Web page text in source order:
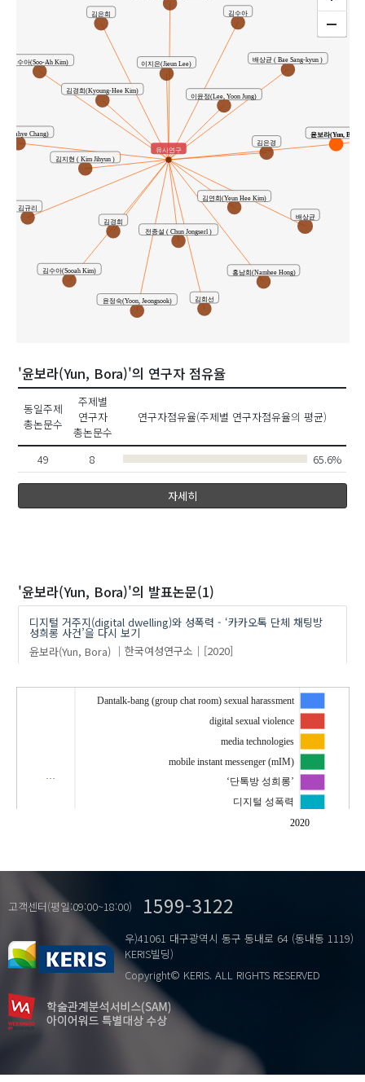
전종설 ( Chun Jongserl )
김경희
김경희(Kyoung-Hee Kim)
김규리
김수아
김수아(Soo-Ah Kim)
김수아(Sooah Kim)
김연희(Yeun Hee Kim)
김은경
김은희
김지현 ( Kim Jihyun )
김희선
배상균
배상균 ( Bae Sang-kyun )
윤정숙(Yoon, Jeongsook)
이윤정(Lee, Yoon Jung)
이지은(Jieun Lee)
(Dahye Chang)
홍남희(Namhee Hong)
윤보라(Yun, Bora)
유사연구
'윤보라(Yun, Bora)'의 연구자 점유율
동일주제
총논문수
주제별
연구자
총논문수
연구자점유율(주제별 연구자점유율의 평균)
49 8 65.6%
자세히
'윤보라(Yun, Bora)'의 발표논문(1)
디지털 거주지(digital dwelling)와 성폭력 - ‘카카오톡 단체 채팅방
성희롱 사건’을 다시 보기
윤보라(Yun, Bora)
한국여성연구소 [2020]
2020
…
Dantalk-bang (group chat room) sexual harassment
digital sexual violence
media technologies
mobile instant messenger (mIM)
‘단톡방 성희롱’
디지털 성폭력
모바일인스턴트메신저(mIM)
고객센터(평일:09:00~18:00) 1599-3122
우)41061 대구광역시 동구 동내로 64 (동내동 1119)
KERIS빌딩)
Copyright© KERIS. ALL RIGHTS RESERVED